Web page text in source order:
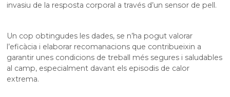
invasiu de la resposta corporal a través d’un sensor de pell.
Un cop obtingudes les dades, se n’ha pogut valorar
l’eficàcia i elaborar recomanacions que contribueixin a
garantir unes condicions de treball més segures i saludables
al camp, especialment davant els episodis de calor
extrema.